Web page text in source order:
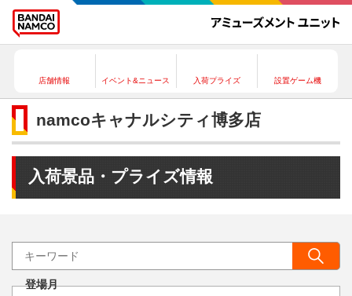
店舗情報 イベント&ニュース 入荷プライズ 設置ゲーム機
namcoキャナルシティ博多店
入荷景品・プライズ情報
登場月